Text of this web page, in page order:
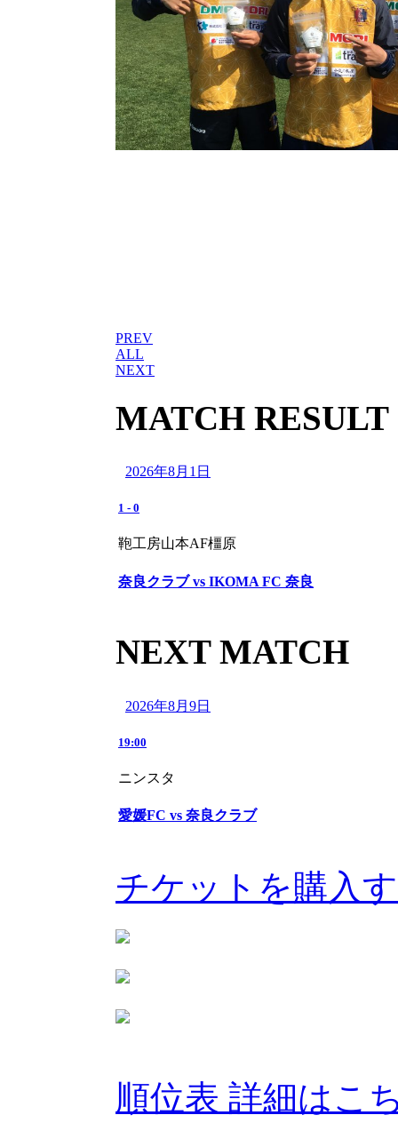
PREV
ALL
NEXT
MATCH RESULT
2026年8月1日
1 - 0
鞄工房山本AF橿原
奈良クラブ vs IKOMA FC 奈良
NEXT MATCH
2026年8月9日
19:00
ニンスタ
愛媛FC vs 奈良クラブ
チケットを購入
順位表 詳細はこ